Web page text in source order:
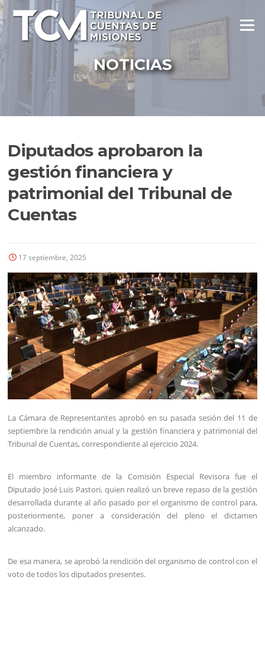
Ir
al
contenido
Menú
NOTICIAS
Diputados aprobaron la
gestión financiera y
patrimonial del Tribunal de
Cuentas
17 septiembre, 2025
La Cámara de Representantes aprobó en su pasada sesión del 11 de
septiembre la rendición anual y la gestión financiera y patrimonial del
Tribunal de Cuentas, correspondiente al ejercicio 2024.
El miembro informante de la Comisión Especial Revisora fue el
Diputado José Luis Pastori, quien realizó un breve repaso de la gestión
desarrollada durante al año pasado por el organismo de control para,
posteriormente, poner a consideración del pleno el dictamen
alcanzado.
De esa manera, se aprobó la rendición del organismo de control con el
voto de todos los diputados presentes.